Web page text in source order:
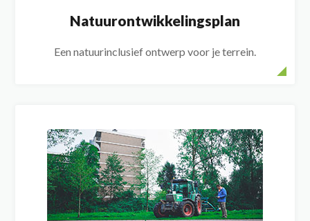
Natuurontwikkelingsplan
Een natuurinclusief ontwerp voor je terrein.